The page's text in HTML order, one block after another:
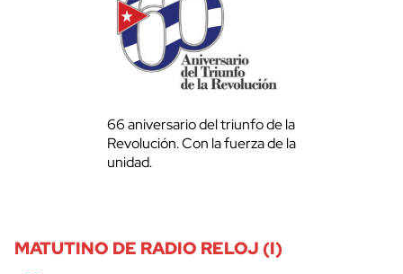
66 aniversario del triunfo de la
Revolución. Con la fuerza de la
unidad.
MATUTINO DE RADIO RELOJ (I)